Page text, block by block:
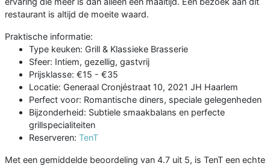
restaurant is altijd de moeite waard.
Praktische informatie:
Type keuken: Grill & Klassieke Brasserie
Sfeer: Intiem, gezellig, gastvrij
Prijsklasse: €15 - €35
Locatie: Generaal Cronjéstraat 10, 2021 JH Haarlem
Perfect voor: Romantische diners, speciale gelegenheden
Bijzonderheid: Subtiele smaakbalans en perfecte
grillspecialiteiten
Reserveren: TenT
Met een gemiddelde beoordeling van 4.7 uit 5, is TenT een echte